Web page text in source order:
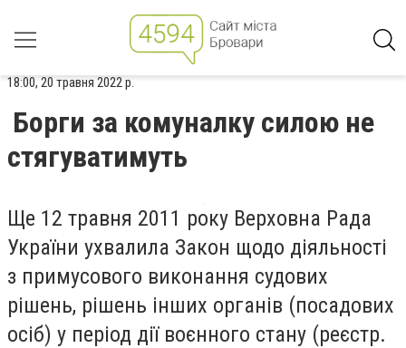
18:00, 20 травня 2022 р.
Борги за комуналку силою не
стягуватимуть
Ще 12 травня 2011 року Верховна Рада
України ухвалила Закон щодо діяльності
з примусового виконання судових
рішень, рішень інших органів (посадових
осіб) у період дії воєнного стану (реєстр.